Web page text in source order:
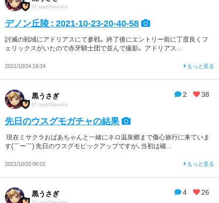
ID: bquh5bwvxkni
デノン丘陵 : 2021-10-23-20-40-58
討滅の戦域にアドリアスにて参戦。 終了後にエントリー前に丁度良くフ
ェリックスがいたので赤牙騎士団で並んで撮影。 アドリアス...
2021/10/24 19:34 もっと見る
2 38
黒うさぎ
ID: bquh5bwvxkni
先日のウスグモガチャの結果
現在ミサクラおばあちゃんと一緒にネロ温泉郷まで傷心旅行に来ていま
す(￣ー￣) 先日のウスグモピックアップですが、当初は確...
2021/10/20 06:01 もっと見る
4 26
黒うさぎ